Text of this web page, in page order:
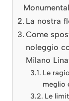
La nostra
Come
noleggio
Milano
Le
meglio
Le